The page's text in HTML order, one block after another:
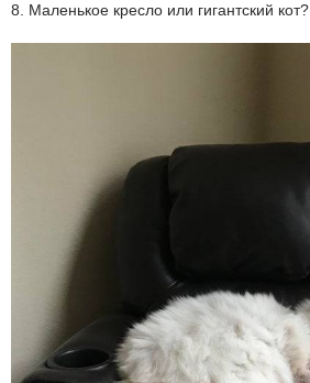
8. Маленькое кресло или гигантский кот?